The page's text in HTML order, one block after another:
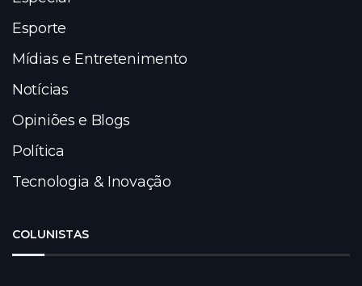
Esporte
Mídias e Entretenimento
Notícias
Opiniões e Blogs
Política
Tecnologia & Inovação
COLUNISTAS